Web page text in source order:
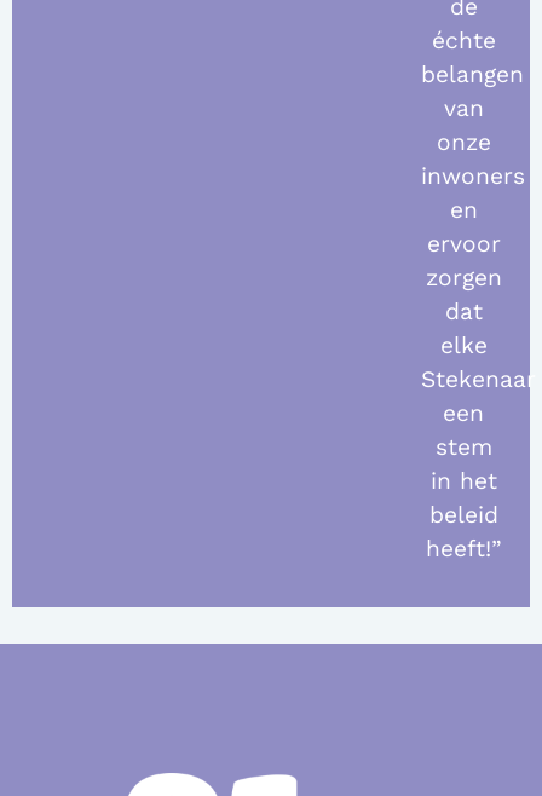
de
échte
belangen
van
onze
inwoners
en
ervoor
zorgen
dat
elke
Stekenaar
een
stem
in het
beleid
heeft!”